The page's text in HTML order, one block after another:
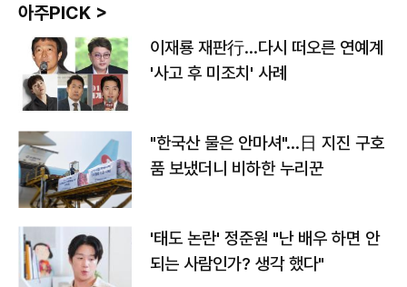
아주PICK >
이재룡 재판行…다시 떠오른 연예계
'사고 후 미조치' 사례
"한국산 물은 안마셔"…日 지진 구호
품 보냈더니 비하한 누리꾼
'태도 논란' 정준원 "난 배우 하면 안
되는 사람인가? 생각 했다"